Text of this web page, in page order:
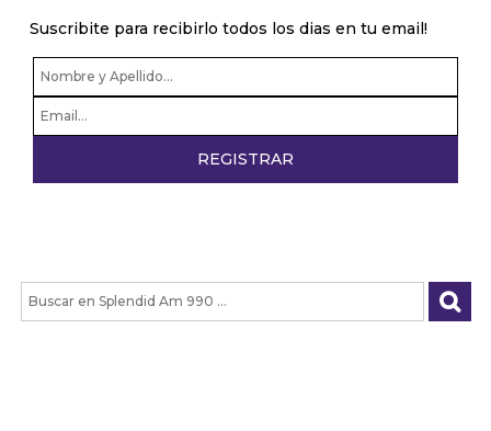
Suscribite para recibirlo todos los dias en tu email!